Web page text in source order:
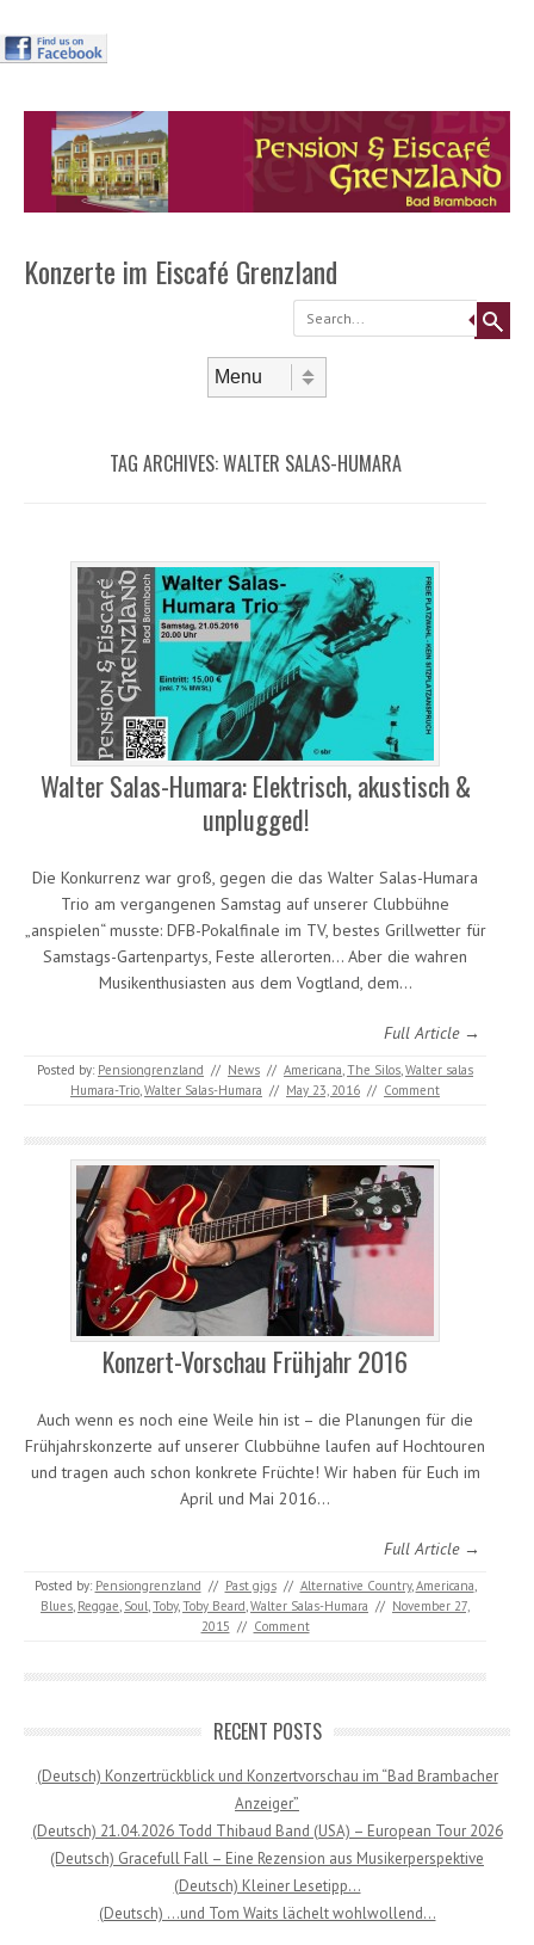
Konzerte im Eiscafé Grenzland
Search
TAG ARCHIVES:WALTER SALAS-HUMARA
Walter Salas-Humara: Elektrisch, akustisch &
unplugged!
Die Konkurrenz war groß, gegen die das Walter Salas-Humara
Trio am vergangenen Samstag auf unserer Clubbühne
„anspielen“ musste: DFB-Pokalfinale im TV, bestes Grillwetter für
Samstags-Gartenpartys, Feste allerorten… Aber die wahren
Musikenthusiasten aus dem Vogtland, dem…
Full Article →
Posted by: Pensiongrenzland // News // Americana,The Silos,Walter salas
Humara-Trio,Walter Salas-Humara // May 23, 2016 // Comment
Konzert-Vorschau Frühjahr 2016
Auch wenn es noch eine Weile hin ist – die Planungen für die
Frühjahrskonzerte auf unserer Clubbühne laufen auf Hochtouren
und tragen auch schon konkrete Früchte! Wir haben für Euch im
April und Mai 2016…
Full Article →
Posted by: Pensiongrenzland // Past gigs // Alternative Country,Americana,
Blues, Reggae, Soul,Toby,Toby Beard,Walter Salas-Humara // November 27,
2015 // Comment
RECENT POSTS
(Deutsch) Konzertrückblick und Konzertvorschau im “Bad Brambacher
Anzeiger”
(Deutsch) 21.04.2026 Todd Thibaud Band (USA) – European Tour 2026
(Deutsch) Gracefull Fall – Eine Rezension aus Musikerperspektive
(Deutsch) Kleiner Lesetipp…
(Deutsch) …und Tom Waits lächelt wohlwollend…